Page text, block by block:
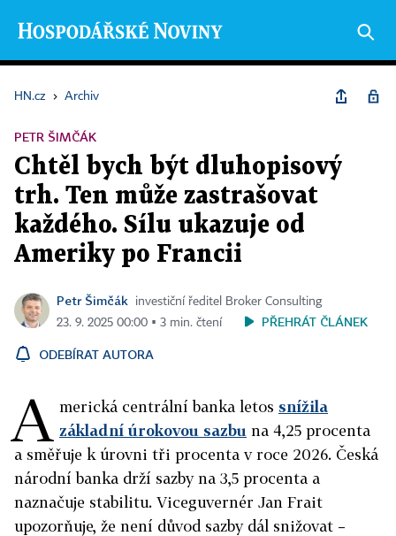
HN.cz › Archiv
PETR ŠIMČÁK
Chtěl bych být dluhopisový
trh. Ten může zastrašovat
každého. Sílu ukazuje od
Ameriky po Francii
Petr Šimčák
investiční ředitel Broker Consulting
23. 9. 2025 00:00 ▪ 3 min. čtení
PŘEHRÁT ČLÁNEK
ODEBÍRAT AUTORA
A merická centrální banka letos snížila
základní úrokovou sazbu na 4,25 procenta
a směřuje k úrovni tři procenta v roce 2026. Česká
národní banka drží sazby na 3,5 procenta a
naznačuje stabilitu. Viceguvernér Jan Frait
upozorňuje, že není důvod sazby dál snižovat –